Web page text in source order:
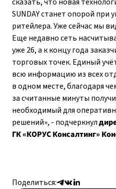
SUNDAY станет опорой при
ритейлера. Уже сейчас мы
Еще недавно сеть
уже 26, а к концу года
торговых точек. Единый
всю информацию из всех
в одном месте, благодаря
за считанные минуты
необходимый для
решений», - подчеркнул
ГК «КОРУС Консалтинг»
Поделиться: